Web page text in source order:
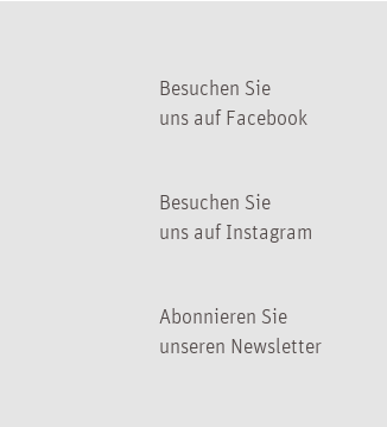
Besuchen Sie
uns auf Facebook
Besuchen Sie
uns auf Instagram
Abonnieren Sie
unseren Newsletter